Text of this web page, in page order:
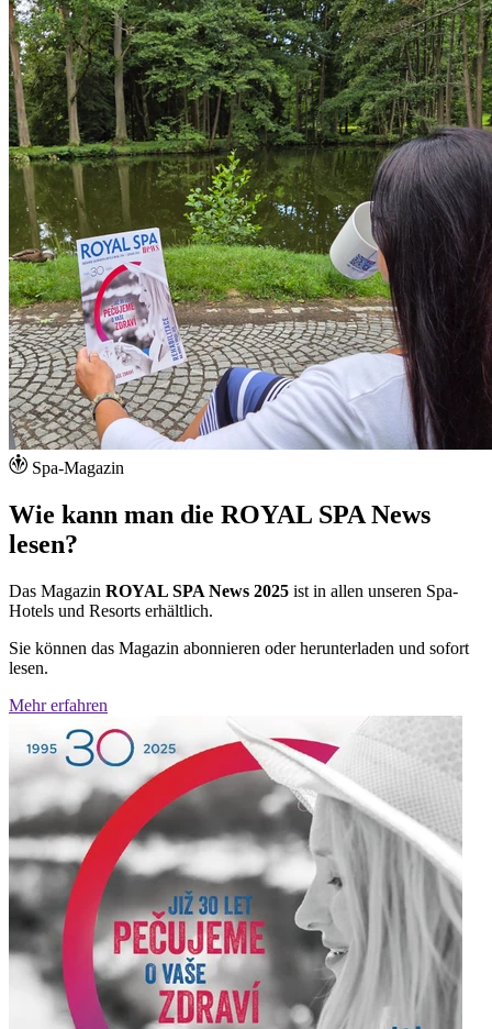
Spa-Magazin
Wie kann man die ROYAL SPA News
lesen?
Das Magazin ROYAL SPA News 2025 ist in allen unseren Spa-
Hotels und Resorts erhältlich.
Sie können das Magazin abonnieren oder herunterladen und sofort
lesen.
Mehr erfahren